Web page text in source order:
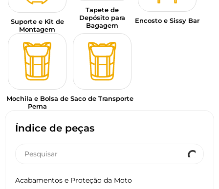
Índice de peças
Acabamentos e Proteção da Moto
Suporte e Kit de
Montagem
Tapete de
Depósito para
Bagagem
Encosto e Sissy Bar
Mochila e Bolsa de
Perna
Saco de Transporte